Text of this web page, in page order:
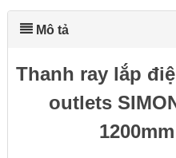
Mô tả
Thanh ray lắp
outlets